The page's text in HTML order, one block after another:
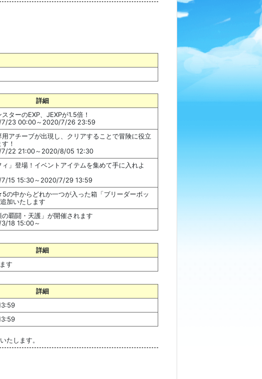
詳細
ターのEXP、JEXPが1.5倍！
7/23 00:00～2020/7/26 23:59
アチーブが出現し、クリアすることで冒険に役立
！
22 21:00～2020/8/05 12:30
」登場！イベントアイテムを集めて手に入れよ
15 15:30～2020/7/29 13:59
の中からどれか一つが入った箱「ブリーダーボッ
加いたします
覇闘・天護」が開催されます
18 15:00～
詳細
す
詳細
たします。